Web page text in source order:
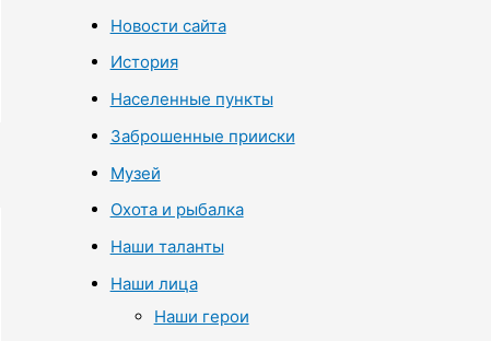
Новости сайта
История
Населенные пункты
Заброшенные прииски
Музей
Охота и рыбалка
Наши таланты
Наши лица
Наши герои